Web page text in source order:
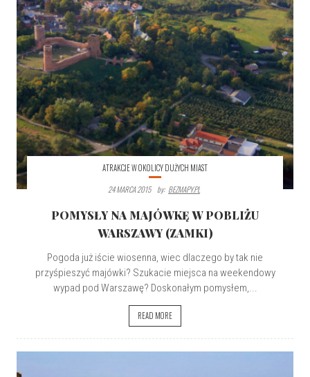
ATRAKCJE W OKOLICY DUŻYCH MIAST
24 MARCA 2015
By: BEZMAPY.PL
POMYSŁY NA MAJÓWKĘ W POBLIŻU
WARSZAWY (ZAMKI)
Pogoda już iście wiosenna, wiec dlaczego by tak nie
przyśpieszyć majówki? Szukacie miejsca na weekendowy
wypad pod Warszawę? Doskonałym pomysłem,...
READ MORE